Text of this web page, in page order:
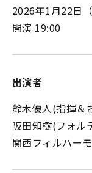
2026年1月22日
開演 19:00
出演者
鈴木優人(指揮＆
阪田知樹(フォル
関西フィルハー